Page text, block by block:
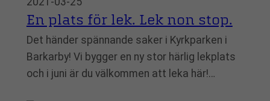
En plats för lek. Lek non stop.
Det händer spännande saker i Kyrkparken i
Barkarby! Vi bygger en ny stor härlig lekplats
och i juni är du välkommen att leka här!…